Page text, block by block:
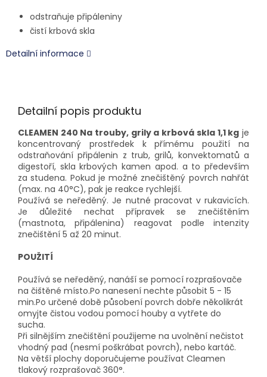
odstraňuje připáleniny
čistí krbová skla
Detailní informace
Detailní popis produktu
CLEAMEN 240 Na trouby, grily a krbová skla 1,1 kg je
koncentrovaný prostředek k přímému použití na
odstraňování připálenin z trub, grilů, konvektomatů a
digestoří, skla krbových kamen apod. a to především
za studena. Pokud je možné znečištěný povrch nahřát
(max. na 40°C), pak je reakce rychlejší.
Používá se neředěný. Je nutné pracovat v rukavicích.
Je důležité nechat přípravek se znečištěním
(mastnota, připálenina) reagovat podle intenzity
znečištění 5 až 20 minut.
POUŽITÍ
Používá se neředěný, nanáší se pomocí rozprašovače
na čištěné místo.Po nanesení nechte působit 5 - 15
min.Po určené době působení povrch dobře několikrát
omyjte čistou vodou pomocí houby a vytřete do
sucha.
Při silnějším znečištění použijeme na uvolnění nečistot
vhodný pad (nesmí poškrábat povrch), nebo kartáč.
Na větší plochy doporučujeme používat Cleamen
tlakový rozprašovač 360°.